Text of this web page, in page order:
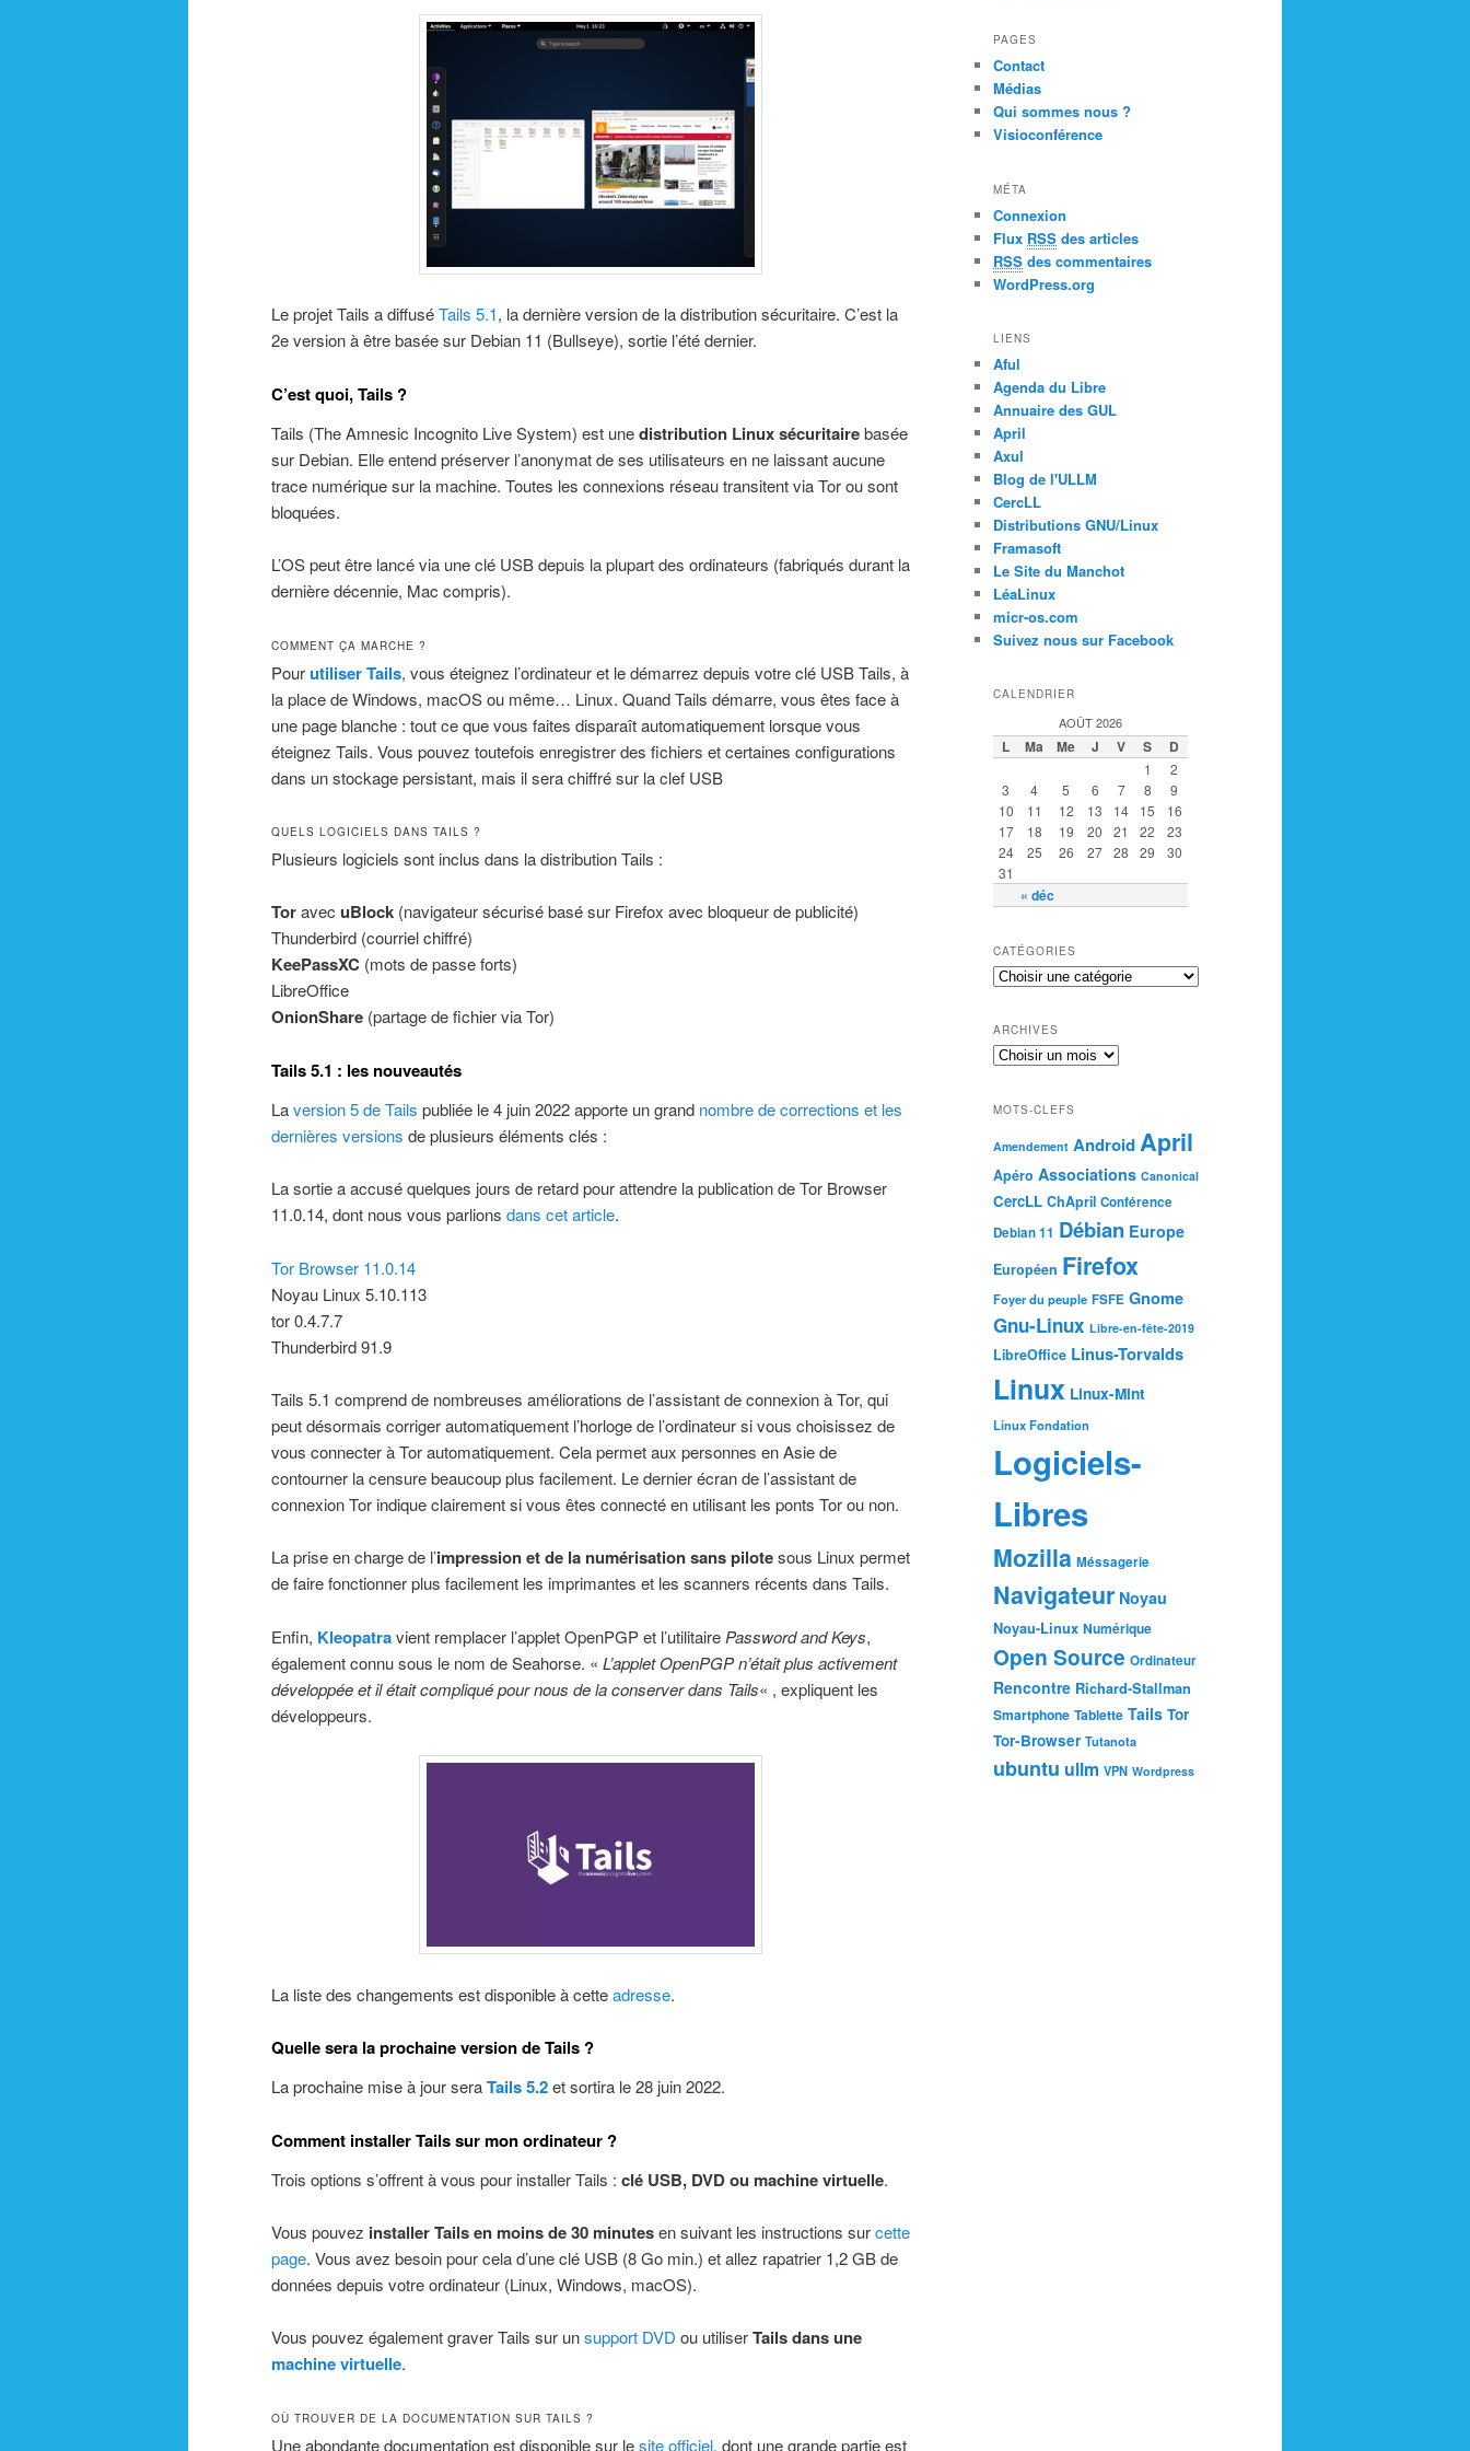
Le projet Tails a diffuséTails 5.1, la dernière version de la distribution sécuritaire. C’est la
2e version à être basée sur Debian 11 (Bullseye), sortie l’été dernier.
C’est quoi, Tails ?
Tails (The Amnesic Incognito Live System) est unedistribution Linux sécuritairebasée
sur Debian. Elle entend préserver l’anonymat de ses utilisateurs en ne laissant aucune
trace numérique sur la machine. Toutes les connexions réseau transitent via Tor ou sont
bloquées.
L’OS peut être lancé via une clé USB depuis la plupart des ordinateurs (fabriqués durant la
dernière décennie, Mac compris).
COMMENT ÇA MARCHE ?
Pourutiliser Tails, vous éteignez l’ordinateur et le démarrez depuis votre clé USB Tails, à
la place de Windows, macOS ou même… Linux. Quand Tails démarre, vous êtes face à
une page blanche : tout ce que vous faites disparaît automatiquement lorsque vous
éteignez Tails. Vous pouvez toutefois enregistrer des fichiers et certaines configurations
dans un stockage persistant, mais il sera chiffré sur la clef USB
QUELS LOGICIELS DANS TAILS ?
Plusieurs logiciels sont inclus dans la distribution Tails :
Toravec uBlock (navigateur sécurisé basé sur Firefox avec bloqueur de publicité)
Thunderbird (courriel chiffré)
KeePassXC (mots de passe forts)
LibreOffice
OnionShare (partage de fichier via Tor)
Tails 5.1 : les nouveautés
Laversion 5 de Tails publiée le 4 juin 2022 apporte un grand nombre de corrections et les
dernières versions de plusieurs éléments clés :
La sortie a accusé quelques jours de retard pour attendre la publication de Tor Browser
11.0.14, dont nous vous parlions dans cet article.
Tor Browser 11.0.14
Noyau Linux 5.10.113
tor 0.4.7.7
Thunderbird 91.9
Tails 5.1 comprend de nombreuses améliorations de l’assistant de connexion à Tor, qui
peut désormais corriger automatiquement l’horloge de l’ordinateur si vous choisissez de
vous connecter à Tor automatiquement. Cela permet aux personnes en Asie de
contourner la censure beaucoup plus facilement. Le dernier écran de l’assistant de
connexion Tor indique clairement si vous êtes connecté en utilisant les ponts Tor ou non.
La prise en charge de l’impression et de la numérisation sans pilotesous Linux permet
de faire fonctionner plus facilement les imprimantes et les scanners récents dans Tails.
Enfin, Kleopatravient remplacer l’applet OpenPGP et l’utilitaire Password and Keys,
également connu sous le nom de Seahorse. « L’applet OpenPGP n’était plus activement
développée et il était compliqué pour nous de la conserver dans Tails« , expliquent les
développeurs.
La liste des changements est disponible à cetteadresse.
Quelle sera la prochaine version de Tails ?
La prochaine mise à jour seraTails 5.2et sortira le 28 juin 2022.
Comment installer Tails sur mon ordinateur ?
Trois options s’offrent à vous pour installer Tails : clé USB, DVD ou machine virtuelle.
Vous pouvez installer Tails en moins de 30 minutesen suivant les instructions surcette
page. Vous avez besoin pour cela d’une clé USB (8 Go min.) et allez rapatrier 1,2 GB de
données depuis votre ordinateur (Linux, Windows, macOS).
Vous pouvez également graver Tails sur unsupport DVD ou utiliserTails dans une
machine virtuelle.
OÙ TROUVER DE LA DOCUMENTATION SUR TAILS ?
Une abondante documentation est disponible sur lesite officiel, dont une grande partie est
PAGES
Contact
Médias
Qui sommes nous ?
Visioconférence
MÉTA
Connexion
Flux RSS des articles
RSS des commentaires
WordPress.org
LIENS
Aful
Agenda du Libre
Annuaire des GUL
April
Axul
Blog de l'ULLM
CercLL
Distributions GNU/Linux
Framasoft
Le Site du Manchot
LéaLinux
micr-os.com
Suivez nous sur Facebook
CALENDRIER
AOÛT 2026
L Ma Me J V S D
« déc
1
2
3
4 5 6 7 8
9
10
11 12 13 14 15
16
17
18 19 20 21 22
23
24
25 26 27 28 29
30
31
CATÉGORIES
ARCHIVES
MOTS-CLEFS
Amendement AndroidApril
Apéro Associations Canonical
CercLL ChApril Conférence
Debian 11 Débian Europe
Européen Firefox
Foyer du peuple FSFE Gnome
Gnu-Linux Libre-en-fête-2019
LibreOffice Linus-Torvalds
Linux Linux-Mint
Linux Fondation
Logiciels-
Libres
Mozilla Méssagerie
Navigateur Noyau
Noyau-Linux Numérique
Open Source Ordinateur
Rencontre Richard-Stallman
Smartphone Tablette Tails Tor
Tor-Browser Tutanota
ubuntu ullm VPN Wordpress